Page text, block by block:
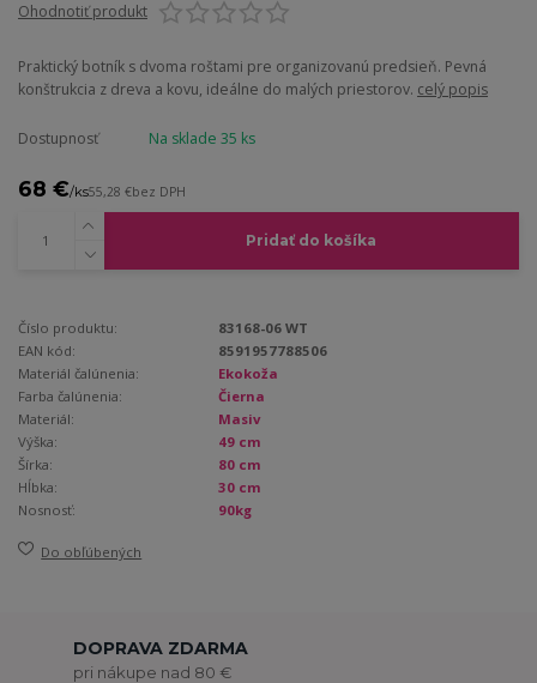
Ohodnotiť produkt
Praktický botník s dvoma roštami pre organizovanú predsieň. Pevná
konštrukcia z dreva a kovu, ideálne do malých priestorov. celý popis
Dostupnosť Na sklade 35 ks
68 €/ks55,28 €bez DPH
Pridať do košíka
Číslo produktu:
83168-06 WT
EAN kód:
8591957788506
Materiál čalúnenia:
Ekokoža
Farba čalúnenia:
Čierna
Materiál:
Masiv
Výška:
49 cm
Šírka:
80 cm
Hĺbka:
30 cm
Nosnosť:
90kg
Do obľúbených
DOPRAVA ZDARMA
pri nákupe nad 80 €